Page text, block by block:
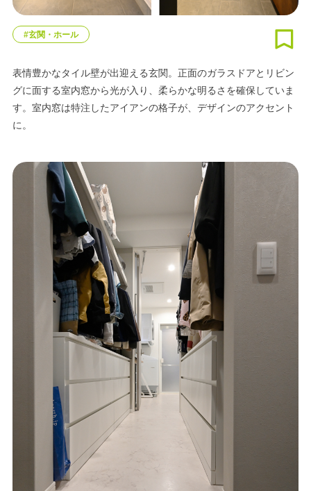
#玄関・ホール
表情豊かなタイル壁が出迎える玄関。正面のガラスドアとリビン
グに面する室内窓から光が入り、柔らかな明るさを確保していま
す。室内窓は特注したアイアンの格子が、デザインのアクセント
に。